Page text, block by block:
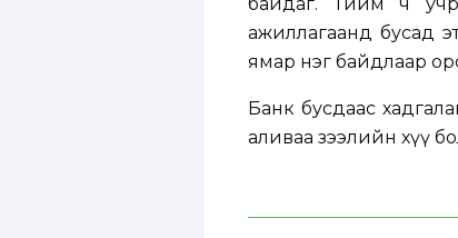
ажиллагаанд бусад
ямар нэг байдлаар
Банк бусдаас
аливаа зээлийн хүү